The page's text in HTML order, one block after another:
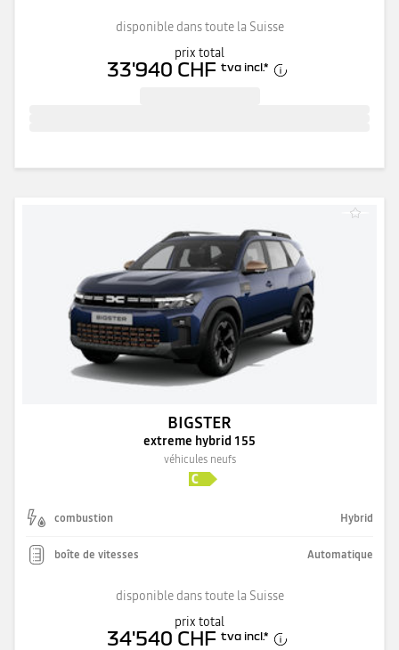
disponible dans toute la Suisse
prix total
33'940 CHF tva incl.*
BIGSTER
extreme hybrid 155
véhicules neufs
combustion Hybrid
boîte de vitesses Automatique
disponible dans toute la Suisse
prix total
34'540 CHF tva incl.*